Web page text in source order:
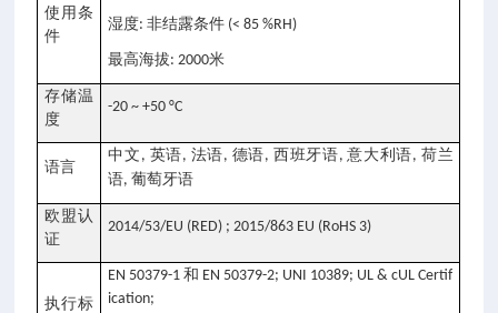
使用条
件
湿度:非结露条件 (< 85 %RH)
最高海拔: 2000米
存储温
度
-20 ~ +50 °C
语言
中文 , 英语, 法语, 德语, 西班牙语,意大利语, 荷兰
语,葡萄牙语
欧盟认
证
2014/53/EU (RED) ; 2015/863 EU (RoHS 3)
执行标
EN 50379-1和 EN 50379-2; UNI 10389; UL & cUL Certif
ication;